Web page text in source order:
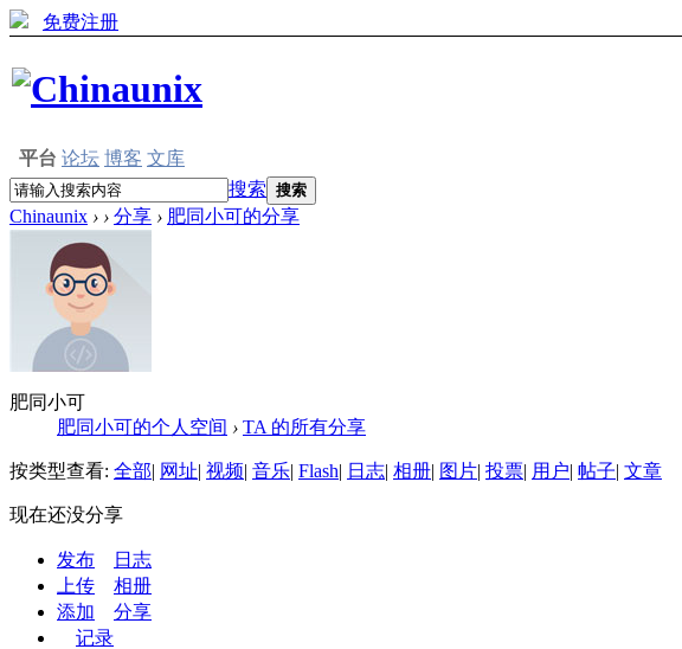
免费注册
平台 论坛 博客 文库
搜索 搜索
Chinaunix › › 分享 › 肥同小可的分享
肥同小可
肥同小可的个人空间 › TA 的所有分享
按类型查看: 全部| 网址| 视频| 音乐| Flash| 日志| 相册| 图片| 投票| 用户| 帖子| 文章
现在还没分享
发布
日志
上传
相册
添加
分享
记录